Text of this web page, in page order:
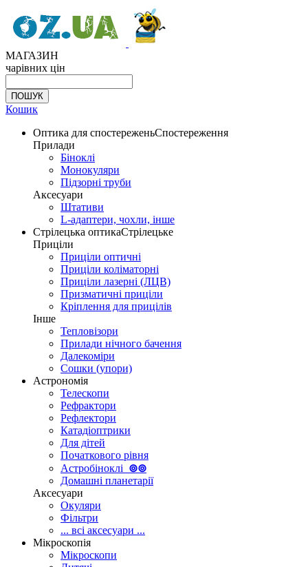
МАГАЗИН
чарівних цін
Кошик
Оптика для спостереженьСпостереження
Прилади
Біноклі
Монокуляри
Підзорні труби
Аксесуари
Штативи
L-адаптери, чохли, інше
Стрілецька оптикаСтрілецьке
Приціли
Приціли оптичні
Приціли коліматорні
Приціли лазерні (ЛЦВ)
Призматичні приціли
Кріплення для прицілів
Інше
Тепловізори
Прилади нічного бачення
Далекоміри
Сошки (упори)
Астрономія
Телескопи
Рефрактори
Рефлектори
Катадіоптрики
Для дітей
Початкового рівня
Астробіноклі ⊚⊚
Домашні планетарії
Аксесуари
Окуляри
Фільтри
... всі аксесуари ...
Мікроскопія
Мікроскопи